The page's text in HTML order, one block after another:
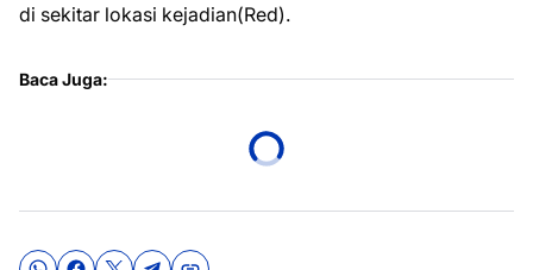
di sekitar lokasi kejadian(Red).
Baca Juga: